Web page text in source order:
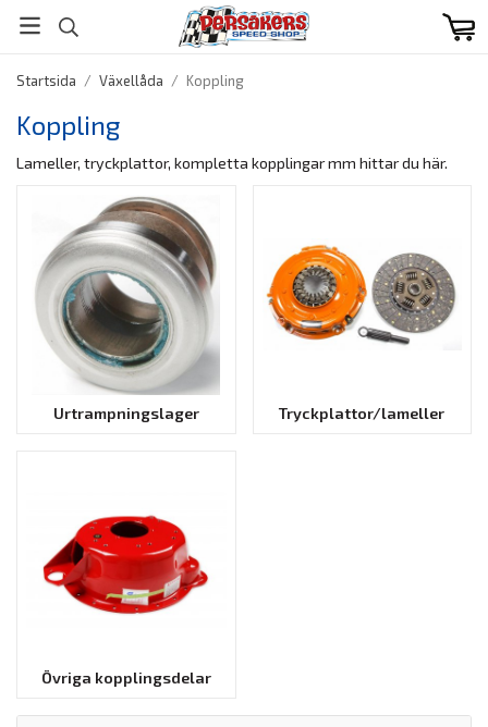
Startsida / Växellåda / Koppling
Koppling
Lameller, tryckplattor, kompletta kopplingar mm hittar du här.
Urtrampningslager Tryckplattor/lameller
Övriga kopplingsdelar